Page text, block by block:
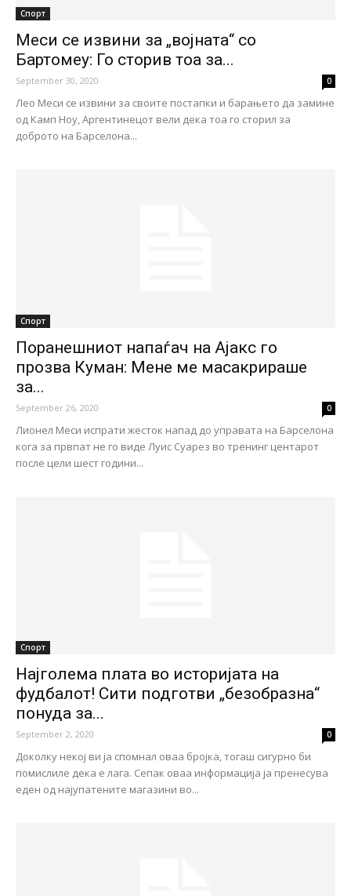
Спорт
Меси се извини за „војната“ со
Бартомеу: Го сторив тоа за...
September 30, 2020 0
Лео Меси се извини за своите постапки и барањето да замине
од Камп Ноу, Аргентинецот вели дека тоа го сторил за
доброто на Барселона...
Спорт
Поранешниот напаѓач на Ајакс го
прозва Куман: Мене ме масакрираше
за...
September 26, 2020 0
Лионел Меси испрати жесток напад до управата на Барселона
кога за првпат не го виде Луис Суарез во тренинг центарот
после цели шест години...
Спорт
Најголема плата во историјата на
фудбалот! Сити подготви „безобразна“
понуда за...
September 2, 2020 0
Доколку некој ви ја спомнал оваа бројка, тогаш сигурно би
помислиле дека е лага. Сепак оваа информација ја пренесува
еден од најупатените магазини во...